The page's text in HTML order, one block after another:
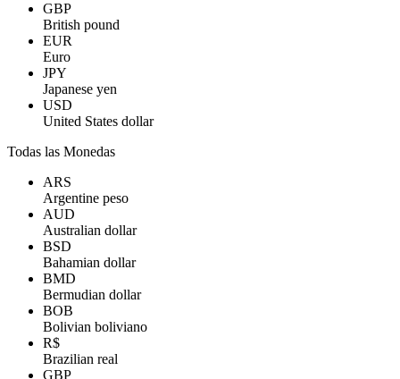
GBP
British pound
EUR
Euro
JPY
Japanese yen
USD
United States dollar
Todas las Monedas
ARS
Argentine peso
AUD
Australian dollar
BSD
Bahamian dollar
BMD
Bermudian dollar
BOB
Bolivian boliviano
R$
Brazilian real
GBP